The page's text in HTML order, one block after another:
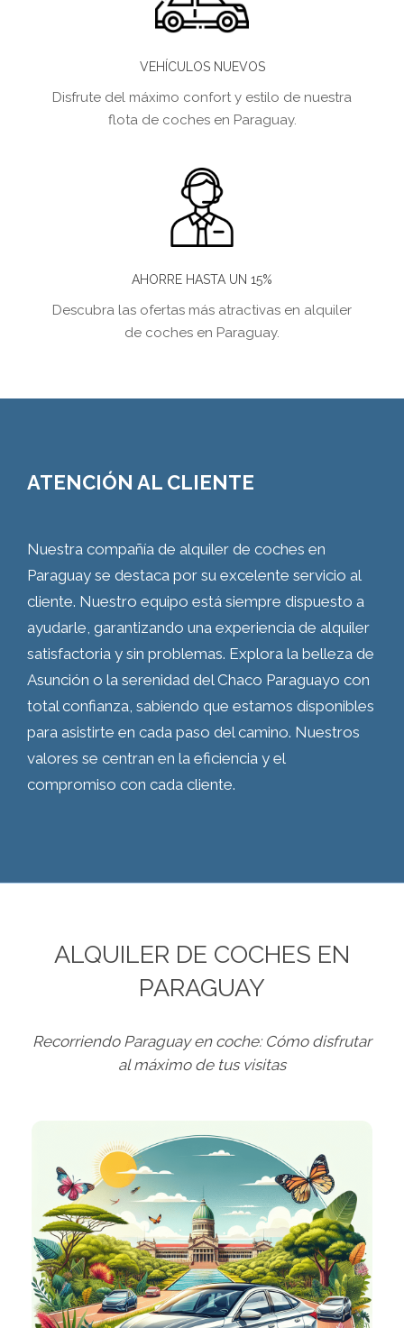
VEHÍCULOS NUEVOS
Disfrute del máximo confort y estilo de nuestra
flota de coches en Paraguay.
AHORRE HASTA UN 15%
Descubra las ofertas más atractivas en alquiler
de coches en Paraguay.
ATENCIÓN AL CLIENTE
Nuestra compañía de alquiler de coches en
Paraguay se destaca por su excelente servicio al
cliente. Nuestro equipo está siempre dispuesto a
ayudarle, garantizando una experiencia de alquiler
satisfactoria y sin problemas. Explora la belleza de
Asunción o la serenidad del Chaco Paraguayo con
total confianza, sabiendo que estamos disponibles
para asistirte en cada paso del camino. Nuestros
valores se centran en la eficiencia y el
compromiso con cada cliente.
ALQUILER DE COCHES EN
PARAGUAY
Recorriendo Paraguay en coche: Cómo disfrutar
al máximo de tus visitas